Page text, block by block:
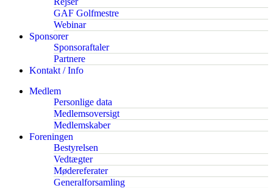
GAF Golfmestre
Webinar
Sponsorer
Sponsoraftaler
Partnere
Kontakt / Info
Medlem
Personlige data
Medlemsoversigt
Medlemskaber
Foreningen
Bestyrelsen
Vedtægter
Mødereferater
Generalforsamling